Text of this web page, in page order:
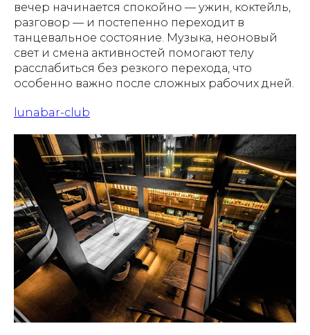
вечер начинается спокойно — ужин, коктейль,
разговор — и постепенно переходит в
танцевальное состояние. Музыка, неоновый
свет и смена активностей помогают телу
расслабиться без резкого перехода, что
особенно важно после сложных рабочих дней.
lunabar-club